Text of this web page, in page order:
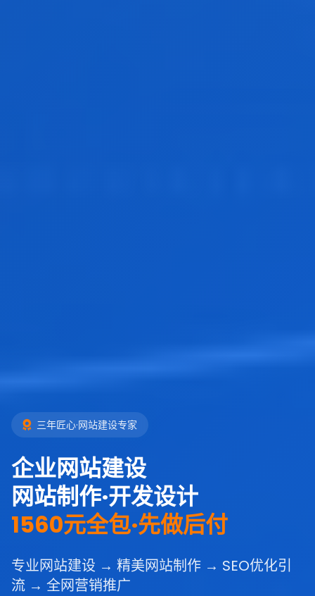
三年匠心·网站建设专家
企业网站建设
网站制作·开发设计
1560元全包·先做后付
专业网站建设 → 精美网站制作 → SEO优化引
流 → 全网营销推广